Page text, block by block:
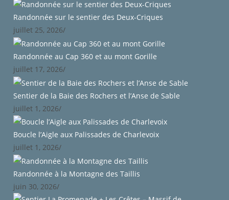
Randonnée sur le sentier des Deux-Criques
juillet 25, 2026/
Randonnée au Cap 360 et au mont Gorille
juillet 17, 2026/
Sentier de la Baie des Rochers et l’Anse de Sable
juillet 1, 2026/
Boucle l’Aigle aux Palissades de Charlevoix
juillet 1, 2026/
Randonnée à la Montagne des Taillis
juin 30, 2026/